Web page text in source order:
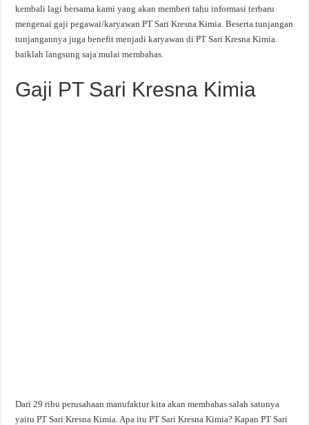
kembali lagi bersama kami yang akan memberi tahu informasi terbaru
mengenai gaji pegawai/karyawan PT Sari Kresna Kimia. Beserta tunjangan
tunjangannya juga benefit menjadi karyawan di PT Sari Kresna Kimia.
baiklah langsung saja mulai membahas.
Gaji PT Sari Kresna Kimia
Dari 29 ribu perusahaan manufaktur kita akan membahas salah satunya
yaitu PT Sari Kresna Kimia. Apa itu PT Sari Kresna Kimia? Kapan PT Sari